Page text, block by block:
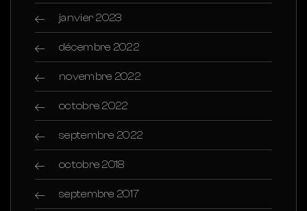
janvier 2023
décembre 2022
novembre 2022
octobre 2022
septembre 2022
octobre 2018
septembre 2017